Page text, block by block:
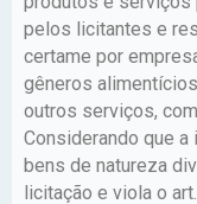
pelos licitantes e
certame por
gêneros
outros serviços,
Considerando que
bens de natureza
licitação e viola o